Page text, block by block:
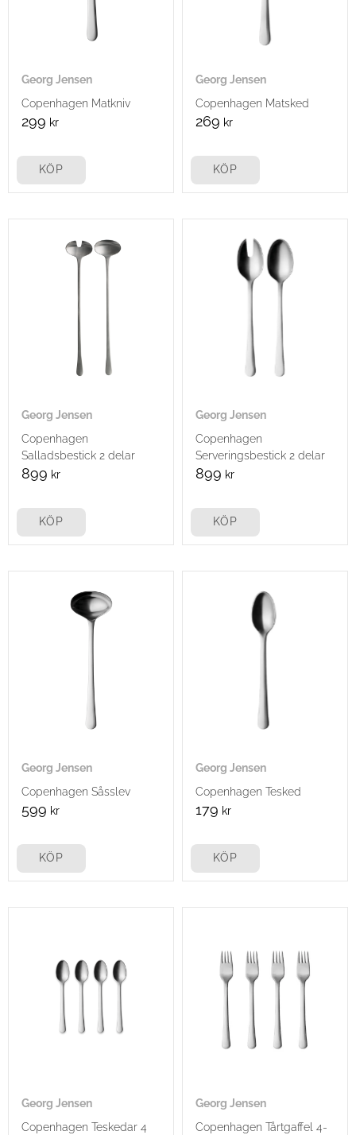
Georg Jensen
Copenhagen Matkniv
299 kr
KÖP
Georg Jensen
Copenhagen Matsked
269 kr
KÖP
Georg Jensen
Copenhagen
Salladsbestick 2 delar
899 kr
KÖP
Georg Jensen
Copenhagen
Serveringsbestick 2 delar
899 kr
KÖP
Georg Jensen
Copenhagen Såsslev
599 kr
KÖP
Georg Jensen
Copenhagen Tesked
179 kr
KÖP
Georg Jensen
Copenhagen Teskedar 4
Georg Jensen
Copenhagen Tårtgaffel 4-